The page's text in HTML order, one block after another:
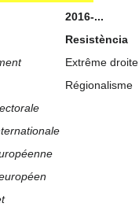
2016-...
Resistència
Extrême droite
Régionalisme